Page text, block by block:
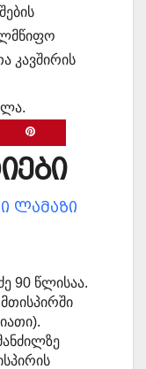
კავშირის
ლამაზი
90 წლისაა.